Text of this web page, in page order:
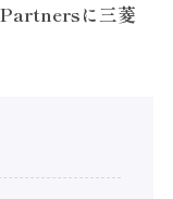
に三菱